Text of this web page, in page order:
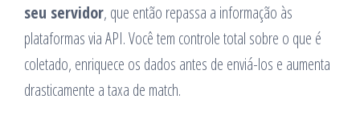
seu servidor, que então repassa a informação às
plataformas via API. Você tem controle total sobre o que é
coletado, enriquece os dados antes de enviá-los e aumenta
drasticamente a taxa de match.